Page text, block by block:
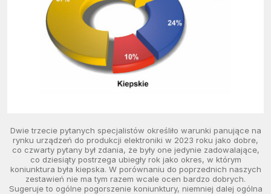
Dwie trzecie pytanych specjalistów określiło warunki panujące na
rynku urządzeń do produkcji elektroniki w 2023 roku jako dobre,
co czwarty pytany był zdania, że były one jedynie zadowalające,
co dziesiąty postrzega ubiegły rok jako okres, w którym
koniunktura była kiepska. W porównaniu do poprzednich naszych
zestawień nie ma tym razem wcale ocen bardzo dobrych.
Sugeruje to ogólne pogorszenie koniunktury, niemniej dalej ogólna